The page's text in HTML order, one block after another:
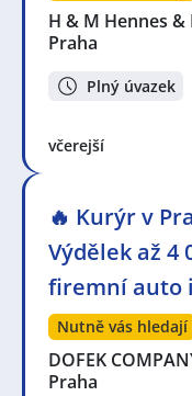
H & M Hennes
Praha
Plný úvazek
včerejší
🔥 Kurýr v
Výdělek až 4
firemní auto
Nutně vás hledají
DOFEK
Praha